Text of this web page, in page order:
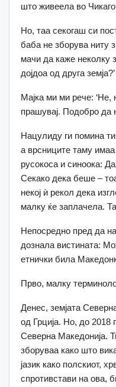
што живеела во
Но, таа секогаш си
баба не зборува ниту
мачи да каже неколку
дојдоа од друга земја?’
Мајка ми ми рече: ‘Не,
прашувај. Подобро да
Нацулиду ги помина
а врсниците таму
русокоса и синоока:
Секако дека беше –
некој ѝ рекол дека
малку ќе заплачела.
Непосредно пред да
дознала вистината:
етнички била
Прво, малку
Денес, земјата
од Грција. Но, до 2018
Северна Македонија.
зборуваа како што
јазик како полскиот,
спротивстави на ова,